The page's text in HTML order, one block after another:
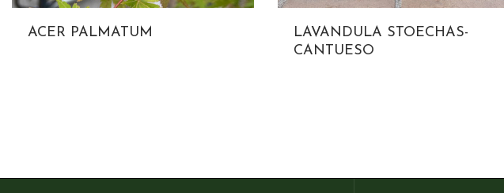
ACER PALMATUM
LAVANDULA STOECHAS-
CANTUESO